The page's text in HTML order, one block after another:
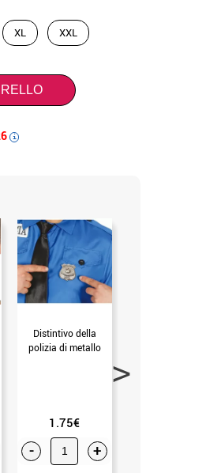
XL XXL
i
Distintivo della
polizia di metallo
1.75€
- +